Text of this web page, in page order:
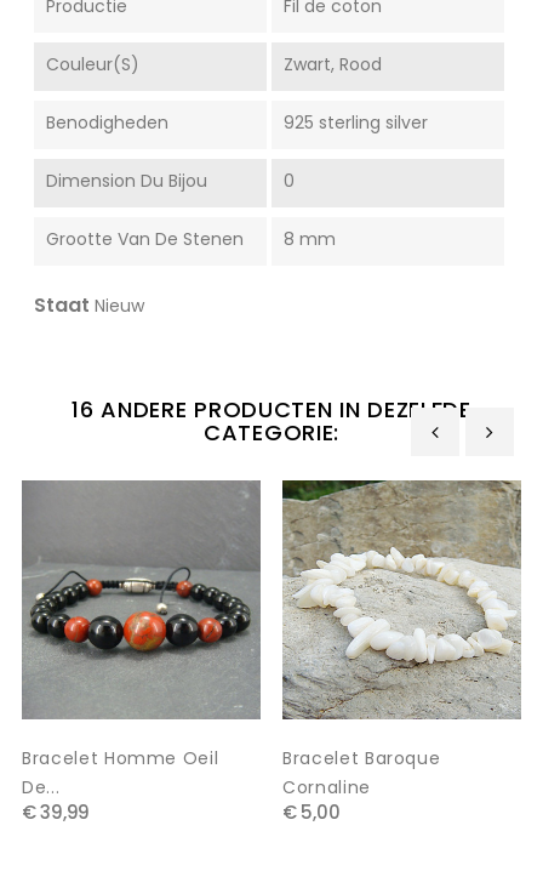
Productie Fil de coton
Couleur(s) Zwart, Rood
Benodigheden 925 sterling silver
Dimension Du Bijou 0
Grootte Van De Stenen 8 mm
Staat Nieuw
16 ANDERE PRODUCTEN IN DEZELFDE
CATEGORIE:
Bracelet Homme Oeil
De...
€ 39,99
Bracelet Baroque
Cornaline
€ 5,00
‹ ›